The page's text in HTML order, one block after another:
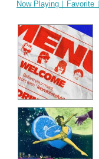
Now Playing｜ Favorite｜
ibaraki(otefuki)
Geloomy